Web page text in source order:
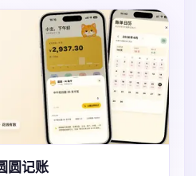
圆记账